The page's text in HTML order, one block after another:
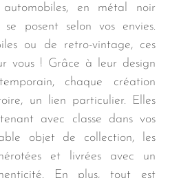
automobiles, en métal noir
se posent selon vos envies.
ou de retro-vintage, ces
vous ! Grâce à leur design
chaque création
un lien particulier. Elles
avec classe dans vos
objet de collection, les
et livrées avec un
En plus, tout est